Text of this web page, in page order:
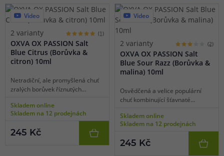
jahůdek, borůvek, malin, ostružin
a dalších lesních plodů v jednom
jedinečném celku.
rozvinou do plné, hluboké chuti,
kterou si oblíbí každý milovník
rybízových specialit. Tenhle
sirupový zážitek vás dostane.
Video
2 varianty (1)
OXVA OX PASSION Salt
Blue Citrus (Borůvka &
citron) 10ml
Netradiční, ale promyšlená chuť
zralých borůvek říznutých
milovníka osvěžujících ovocných
směsí. Tahle geniální receptura
štiplavé svěžesti a jemné
Skladem online
Skladem na 12 prodejnách
245 Kč
Video
2 varianty (2)
OXVA OX PASSION Salt
Blue Sour Razz (Borůvka &
malina) 10ml
Osvědčená a velice populární
chuť kombinující šťavnaté
čerstvými malinami dokáže
uchvátit už při prvním potahu.
intenzivní chuť vybraných
Skladem online
Skladem na 12 prodejnách
245 Kč